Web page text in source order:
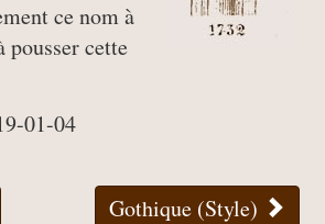
ce nom à
cette
01-04
Gothique (Style)